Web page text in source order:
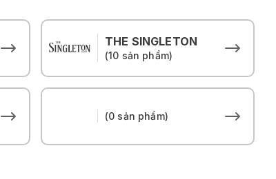
THE SINGLETON
(10 sản phẩm)
(0 sản phẩm)